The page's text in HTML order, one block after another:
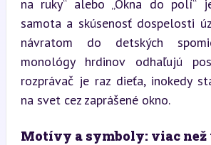
na ruky“ alebo „Okna do polí“
samota a skúsenosť dospelosti
návratom do detských
monológy hrdinov odhaľujú
rozprávač je raz dieťa, inokedy
na svet cez zaprášené okno.
Motívy a symboly: viac než